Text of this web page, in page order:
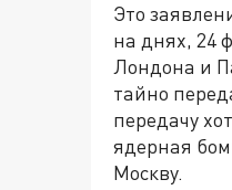
Это
на днях, 24
Лондона и
тайно
передачу
ядерная
Москву.